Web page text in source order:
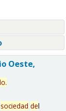
Oeste,
.
sociedad del